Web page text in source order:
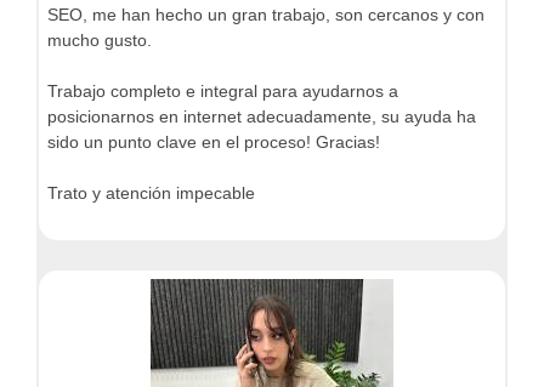
SEO, me han hecho un gran trabajo, son cercanos y con
mucho gusto.
Trabajo completo e integral para ayudarnos a
posicionarnos en internet adecuadamente, su ayuda ha
sido un punto clave en el proceso! Gracias!
Trato y atención impecable